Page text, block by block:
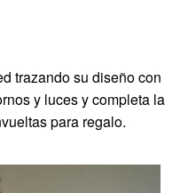
trazando su diseño con
y luces y completa la
para regalo.